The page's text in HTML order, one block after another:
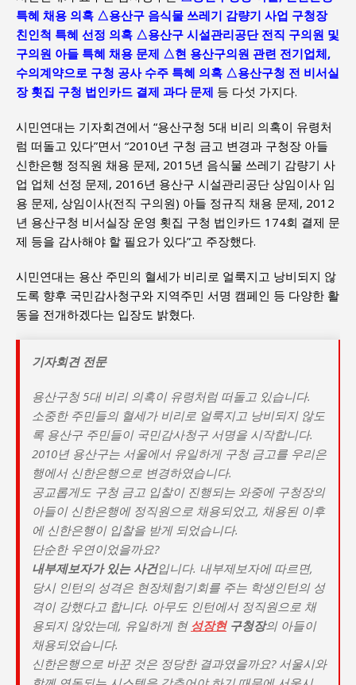
특혜 채용 의혹 △용산구 음식물 쓰레기 감량기 사업 구청장
친인척 특혜 선정 의혹 △용산구 시설관리공단 전직 구의원 및
구의원 아들 특혜 채용 문제 △현 용산구의원 관련 전기업체,
수의계약으로 구청 공사 수주 특혜 의혹 △용산구청 전 비서실
장 횟집 구청 법인카드 결제 과다 문제 등 다섯 가지다.
시민연대는 기자회견에서 “용산구청 5대 비리 의혹이 유령처
럼 떠돌고 있다”면서 “2010년 구청 금고 변경과 구청장 아들
신한은행 정직원 채용 문제, 2015년 음식물 쓰레기 감량기 사
업 업체 선정 문제, 2016년 용산구 시설관리공단 상임이사 임
용 문제, 상임이사(전직 구의원) 아들 정규직 채용 문제, 2012
년 용산구청 비서실장 운영 횟집 구청 법인카드 174회 결제 문
제 등을 감사해야 할 필요가 있다”고 주장했다.
시민연대는 용산 주민의 혈세가 비리로 얼룩지고 낭비되지 않
도록 향후 국민감사청구와 지역주민 서명 캠페인 등 다양한 활
동을 전개하겠다는 입장도 밝혔다.
기자회견 전문
용산구청 5대 비리 의혹이 유령처럼 떠돌고 있습니다.
소중한 주민들의 혈세가 비리로 얼룩지고 낭비되지 않도
록 용산구 주민들이 국민감사청구 서명을 시작합니다.
2010년 용산구는 서울에서 유일하게 구청 금고를 우리은
행에서 신한은행으로 변경하였습니다.
공교롭게도 구청 금고 입찰이 진행되는 와중에 구청장의
아들이 신한은행에 정직원으로 채용되었고, 채용된 이후
에 신한은행이 입찰을 받게 되었습니다.
단순한 우연이었을까요?
내부제보자가 있는 사건입니다. 내부제보자에 따르면,
당시 인턴의 성격은 현장체험기회를 주는 학생인턴의 성
격이 강했다고 합니다. 아무도 인턴에서 정직원으로 채
용되지 않았는데, 유일하게 현 성장현구청장의 아들이
채용되었습니다.
신한은행으로 바꾼 것은 정당한 결과였을까요? 서울시와